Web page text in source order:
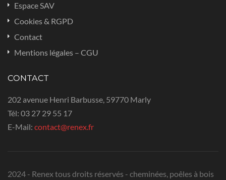
Espace SAV
Cookies & RGPD
Contact
Mentions légales – CGU
CONTACT
202 avenue Henri Barbusse, 59770 Marly
Tél: 03 27 29 55 17
E-Mail: contact@renex.fr
2024 - Renex tous droits réservés - cheminées, poêles à bois